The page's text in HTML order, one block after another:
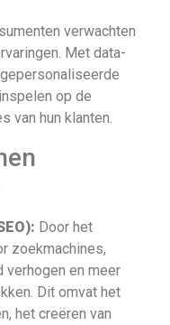
verwachten
Met data-
op de
van hun klanten.
Door het
zoekmachines,
verhogen en meer
Dit omvat het
het creëren van